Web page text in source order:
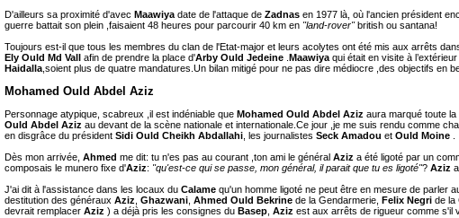
D'ailleurs sa proximité d'avec Maawiyadate de l'attaque de Zadnas en 1977 là, où l'ancien président
guerre battait son plein ,faisaient 48 heures pour parcourir 40 km en "land-rover" british ou santana!
Toujours est-il que tous les membres du clan de l'Etat-major et leurs acolytes ont été mis aux arrêts
Ely Ould Md Vall
afin de prendre la place d'Arby Ould Jedeine . Maawiyaqui était en visite à
Haidalla,soient plus de quatre mandatures.Un bilan mitigé pour ne pas dire médiocre ,des objectifs en
Mohamed Ould Abdel Aziz
Personnage atypique, scabreux ,il est indéniable que Mohamed Ould Abdel Aziz aura marqué toute la
Ould Abdel Aziz au devant de la scène nationale et internationale.Ce jour ,je me suis rendu comme
en disgrâce du président Sidi Ould Cheikh Abdallahi, les journalistes Seck Amadou et Ould Moine .
Dès mon arrivée, Ahmed me dit: tu n'es pas au courant ,ton ami le général Aziz a été ligoté par un
composais le munero fixe d'Aziz: "qu'est-ce qui se passe, mon général, il parait que tu es ligoté"? Aziz
J'ai dit à l'assistance dans les locaux du Calame qu'un homme ligoté ne peut être en mesure de parler
destitution des généraux Aziz, Ghazwani, Ahmed Ould Bekrine de la Gendarmerie, Felix Negri de la
devrait remplacer Aziz ) a déjà pris les consignes du Basep, Aziz est aux arrêts de rigueur comme s'il